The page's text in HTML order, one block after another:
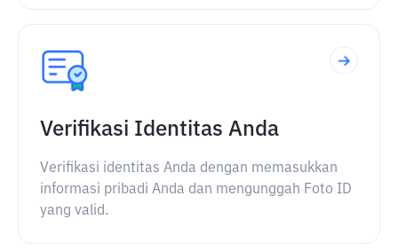
Verifikasi Identitas Anda
Verifikasi identitas Anda dengan memasukkan
informasi pribadi Anda dan mengunggah Foto ID
yang valid.